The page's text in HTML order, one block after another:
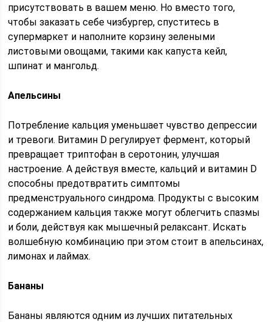
присутствовать в вашем меню. Но вместо того,
чтобы заказать себе чизбургер, спуститесь в
супермаркет и наполните корзину зелеными
листовыми овощами, такими как капуста кейл,
шпинат и мангольд.
Апельсины
Потребление кальция уменьшает чувство депрессии
и тревоги. Витамин D регулирует фермент, который
превращает триптофан в серотонин, улучшая
настроение. А действуя вместе, кальций и витамин D
способны предотвратить симптомы
предменструального синдрома. Продукты с высоким
содержанием кальция также могут облегчить спазмы
и боли, действуя как мышечный релаксант. Искать
волшебную комбинацию при этом стоит в апельсинах,
лимонах и лаймах.
Бананы
Бананы являются одним из лучших питательных